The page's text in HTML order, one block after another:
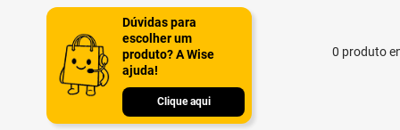
Dúvidas para
escolher um
produto? A Wise
ajuda!
Clique aqui
0 produto